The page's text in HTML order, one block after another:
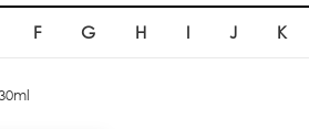
F G H I J K